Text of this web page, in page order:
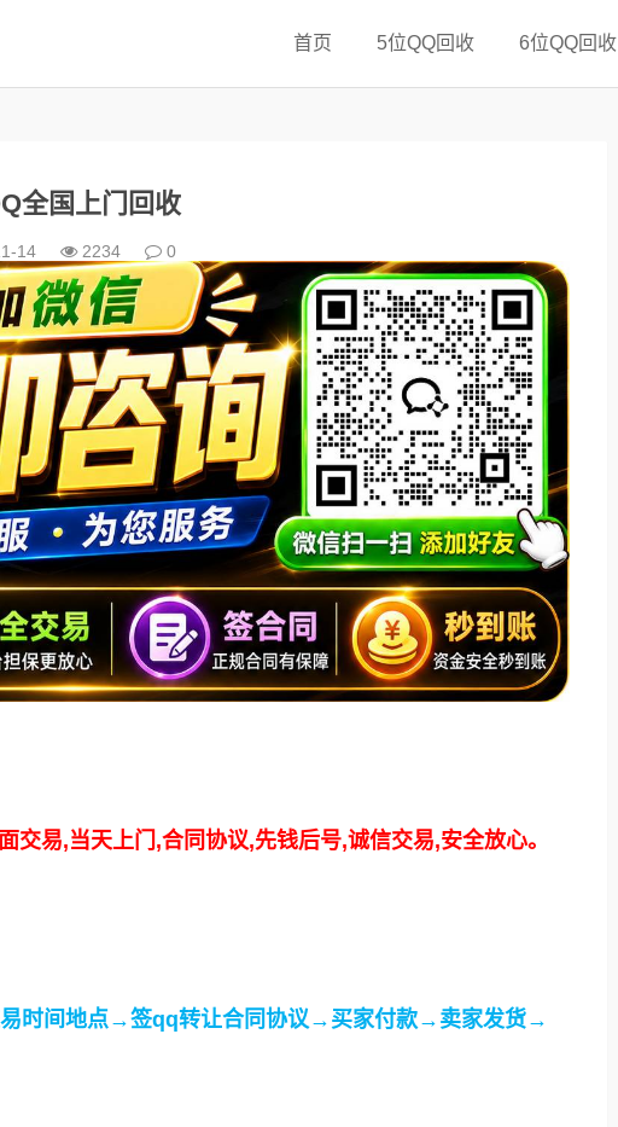
首页 5位QQ回收 6位QQ回收
全国上门回收
14 2234 0
易,当天上门,合同协议,先钱后号,诚信交易,安全放心。
时间地点→签qq转让合同协议→买家付款→卖家发货→